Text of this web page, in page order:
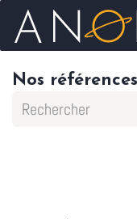
Se rendre au contenu
Nos références